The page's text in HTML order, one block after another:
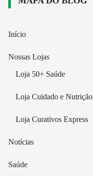
Início
Nossas Lojas
Loja 50+ Saúde
Loja Cuidado e Nutrição
Loja Curativos Express
Notícias
Saúde